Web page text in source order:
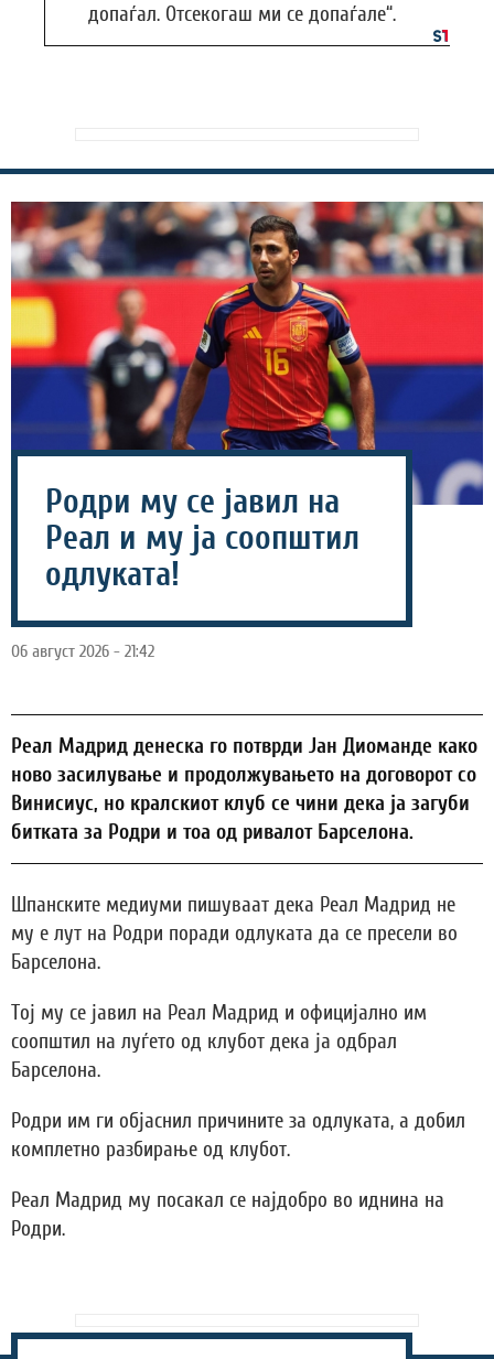
допаѓал. Отсекогаш ми се допаѓале“.
Родри му се јавил на
Реал и му ја соопштил
одлуката!
06 август 2026 - 21:42
Реал Мадрид денеска го потврди Јан Диоманде како
ново засилување и продолжувањето на договорот со
Винисиус, но кралскиот клуб се чини дека ја загуби
битката за Родри и тоа од ривалот Барселона.
Шпанските медиуми пишуваат дека Реал Мадрид не
му е лут на Родри поради одлуката да се пресели во
Барселона.
Тој му се јавил на Реал Мадрид и официјално им
соопштил на луѓето од клубот дека ја одбрал
Барселона.
Родри им ги објаснил причините за одлуката, а добил
комплетно разбирање од клубот.
Реал Мадрид му посакал се најдобро во иднина на
Родри.